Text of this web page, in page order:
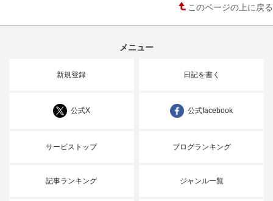
このページの上に戻る
メニュー
新規登録 日記を書く
公式X 公式facebook
サービストップ ブログランキング
記事ランキング ジャンル一覧